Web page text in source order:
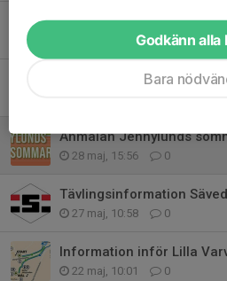
Sommarlov för
11 jun, 13:52 0
Information Jennylunds
Anmälan Jennylunds
28 maj, 15:56 0
Tävlingsinformation
27 maj, 10:58 0
Information inför Lilla
22 maj, 10:01 0
Godkänn alla
Bara